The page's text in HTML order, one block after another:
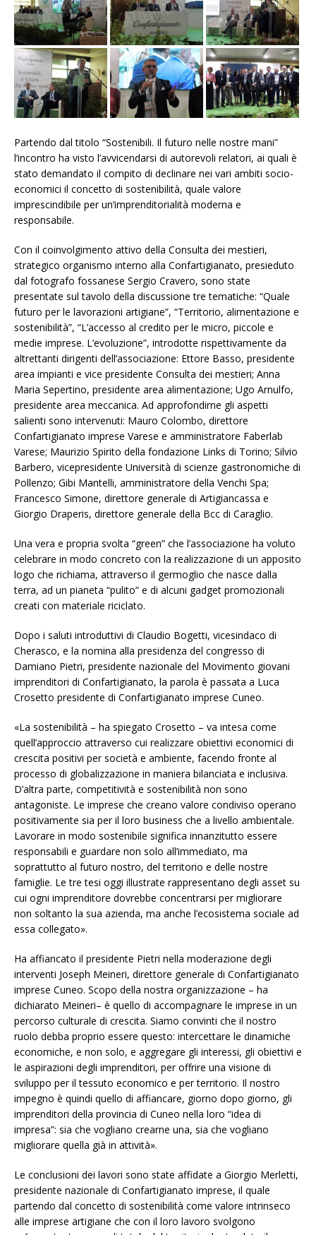
Partendo dal titolo “Sostenibili. Il futuro nelle nostre mani”
l’incontro ha visto l’avvicendarsi di autorevoli relatori, ai quali è
stato demandato il compito di declinare nei vari ambiti socio-
economici il concetto di sostenibilità, quale valore
imprescindibile per un’imprenditorialità moderna e
responsabile.
Con il coinvolgimento attivo della Consulta dei mestieri,
strategico organismo interno alla Confartigianato, presieduto
dal fotografo fossanese Sergio Cravero, sono state
presentate sul tavolo della discussione tre tematiche: “Quale
futuro per le lavorazioni artigiane”, “Territorio, alimentazione e
sostenibilità”, “L’accesso al credito per le micro, piccole e
medie imprese. L’evoluzione”, introdotte rispettivamente da
altrettanti dirigenti dell’associazione: Ettore Basso, presidente
area impianti e vice presidente Consulta dei mestieri; Anna
Maria Sepertino, presidente area alimentazione; Ugo Arnulfo,
presidente area meccanica. Ad approfondirne gli aspetti
salienti sono intervenuti: Mauro Colombo, direttore
Confartigianato imprese Varese e amministratore Faberlab
Varese; Maurizio Spirito della fondazione Links di Torino; Silvio
Barbero, vicepresidente Università di scienze gastronomiche di
Pollenzo; Gibi Mantelli, amministratore della Venchi Spa;
Francesco Simone, direttore generale di Artigiancassa e
Giorgio Draperis, direttore generale della Bcc di Caraglio.
Una vera e propria svolta “green” che l’associazione ha voluto
celebrare in modo concreto con la realizzazione di un apposito
logo che richiama, attraverso il germoglio che nasce dalla
terra, ad un pianeta “pulito” e di alcuni gadget promozionali
creati con materiale riciclato.
Dopo i saluti introduttivi di Claudio Bogetti, vicesindaco di
Cherasco, e la nomina alla presidenza del congresso di
Damiano Pietri, presidente nazionale del Movimento giovani
imprenditori di Confartigianato, la parola è passata a Luca
Crosetto presidente di Confartigianato imprese Cuneo.
«La sostenibilità – ha spiegato Crosetto – va intesa come
quell’approccio attraverso cui realizzare obiettivi economici di
crescita positivi per società e ambiente, facendo fronte al
processo di globalizzazione in maniera bilanciata e inclusiva.
D’altra parte, competitività e sostenibilità non sono
antagoniste. Le imprese che creano valore condiviso operano
positivamente sia per il loro business che a livello ambientale.
Lavorare in modo sostenibile significa innanzitutto essere
responsabili e guardare non solo all’immediato, ma
soprattutto al futuro nostro, del territorio e delle nostre
famiglie. Le tre tesi oggi illustrate rappresentano degli asset su
cui ogni imprenditore dovrebbe concentrarsi per migliorare
non soltanto la sua azienda, ma anche l’ecosistema sociale ad
essa collegato».
Ha affiancato il presidente Pietri nella moderazione degli
interventi Joseph Meineri, direttore generale di Confartigianato
imprese Cuneo. Scopo della nostra organizzazione – ha
dichiarato Meineri– è quello di accompagnare le imprese in un
percorso culturale di crescita. Siamo convinti che il nostro
ruolo debba proprio essere questo: intercettare le dinamiche
economiche, e non solo, e aggregare gli interessi, gli obiettivi e
le aspirazioni degli imprenditori, per offrire una visione di
sviluppo per il tessuto economico e per territorio. Il nostro
impegno è quindi quello di affiancare, giorno dopo giorno, gli
imprenditori della provincia di Cuneo nella loro “idea di
impresa”: sia che vogliano crearne una, sia che vogliano
migliorare quella già in attività».
Le conclusioni dei lavori sono state affidate a Giorgio Merletti,
presidente nazionale di Confartigianato imprese, il quale
partendo dal concetto di sostenibilità come valore intrinseco
alle imprese artigiane che con il loro lavoro svolgono